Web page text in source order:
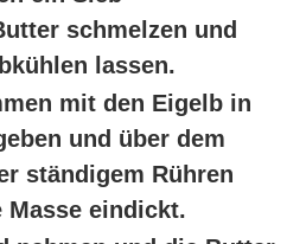
schmelzen und
lassen.
mit den Eigelb in
und über dem
ständigem Rühren
eindickt.